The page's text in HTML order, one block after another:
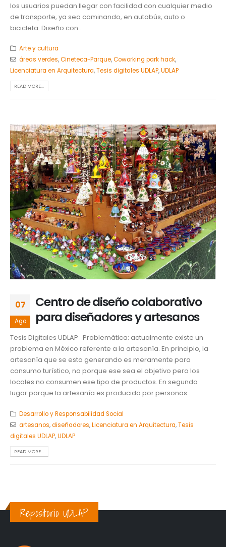
los usuarios puedan llegar con facilidad con cualquier medio
de transporte, ya sea caminando, en autobús, auto o
bicicleta. Diseño con...
Arte y cultura
áreas verdes,Cineteca-Parque,Coworking park hack,
Licenciatura en Arquitectura,Tesis digitales UDLAP,UDLAP
READ MORE...
07
Ago
Centro de diseño colaborativo
para diseñadores y artesanos
Tesis Digitales UDLAP Problemática: actualmente existe un
problema en México referente a la artesanía. En principio, la
artesanía que se esta generando es meramente para
consumo turístico, no porque ese sea el objetivo pero los
locales no consumen ese tipo de productos. En segundo
lugar porque la artesanía es producida por personas...
Desarrollo y Responsabilidad Social
artesanos,diseñadores,Licenciatura en Arquitectura,Tesis
digitales UDLAP,UDLAP
READ MORE...
Repositorio UDLAP